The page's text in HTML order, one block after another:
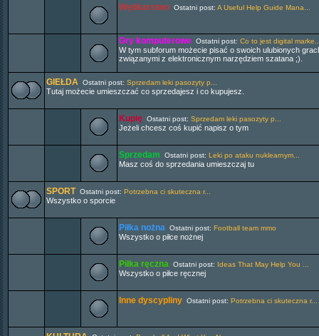
Wędkarstwo Ostatni post: A Useful Help Guide Mana...
Gry komputerowe Ostatni post: Co to jest digital
W tym subforum możecie pisać o swoich ulubionych
związanymi z elektronicznym narzędziem szatana ;).
GIEŁDA Ostatni post: Sprzedam leki pasozyty p...
Tutaj możecie umieszczać co sprzedajesz i co kupujesz.
Kupię Ostatni post: Sprzedam leki pasozyty p...
Jeżeli chcesz coś kupić napisz o tym
Sprzedam Ostatni post: Leki po ataku nuklearnym...
Masz coś do sprzedania umieszczaj tu
SPORT Ostatni post: Potrzebna ci skuteczna r...
Wszystko o sporcie
Piłka nożna Ostatni post: Football team mmo
Wszystko o piłce nożnej
Piłka ręczna Ostatni post: Ideas That May Help You ...
Wszystko o piłce ręcznej
Inne dyscypliny Ostatni post: Potrzebna ci skuteczna r...